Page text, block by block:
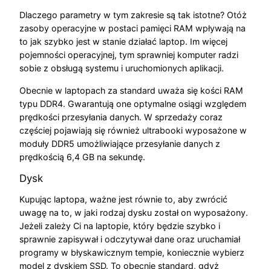
Dlaczego parametry w tym zakresie są tak istotne? Otóż
zasoby operacyjne w postaci pamięci RAM wpływają na
to jak szybko jest w stanie działać laptop. Im więcej
pojemności operacyjnej, tym sprawniej komputer radzi
sobie z obsługą systemu i uruchomionych aplikacji.
Obecnie w laptopach za standard uważa się kości RAM
typu DDR4. Gwarantują one optymalne osiągi względem
prędkości przesyłania danych. W sprzedaży coraz
częściej pojawiają się również ultrabooki wyposażone w
moduły DDR5 umożliwiające przesyłanie danych z
prędkością 6,4 GB na sekundę.
Dysk
Kupując laptopa, ważne jest równie to, aby zwrócić
uwagę na to, w jaki rodzaj dysku został on wyposażony.
Jeżeli zależy Ci na laptopie, który będzie szybko i
sprawnie zapisywał i odczytywał dane oraz uruchamiał
programy w błyskawicznym tempie, koniecznie wybierz
model z dyskiem SSD. To obecnie standard, gdyż